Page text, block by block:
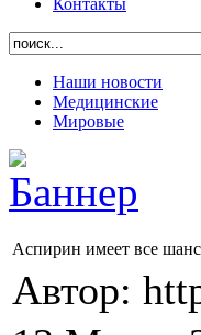
Контакты
Наши новости
Медицинские
Мировые
Аспирин имеет все
Автор: